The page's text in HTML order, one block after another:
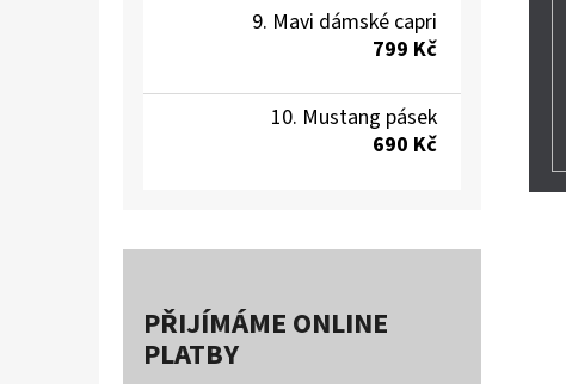
Mavi dámské capri
799 Kč
Mustang pásek
690 Kč
PŘIJÍMÁME ONLINE
PLATBY